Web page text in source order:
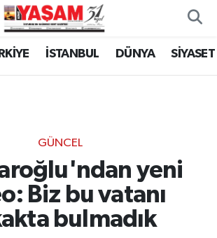
İSTANBUL DÜNYA SİYASET
GÜNCEL
yeni
Biz bu vatanı
bulmadık